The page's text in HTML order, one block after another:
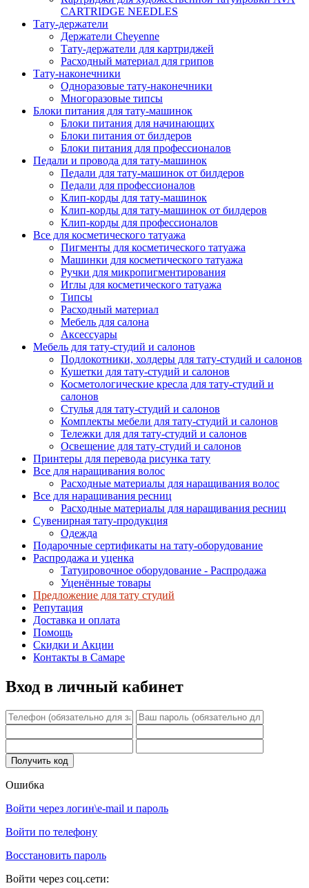
CARTRIDGE NEEDLES
Тату-держатели
Держатели Cheyenne
Тату-держатели для картриджей
Расходный материал для грипов
Тату-наконечники
Одноразовые тату-наконечники
Многоразовые типсы
Блоки питания для тату-машинок
Блоки питания для начинающих
Блоки питания от билдеров
Блоки питания для профессионалов
Педали и провода для тату-машинок
Педали для тату-машинок от билдеров
Педали для профессионалов
Клип-корды для тату-машинок
Клип-корды для тату-машинок от билдеров
Клип-корды для профессионалов
Все для косметического татуажа
Пигменты для косметического татуажа
Машинки для косметического татуажа
Ручки для микропигментирования
Иглы для косметического татуажа
Типсы
Расходный материал
Мебель для салона
Аксессуары
Мебель для тату-студий и салонов
Подлокотники, холдеры для тату-студий и салонов
Кушетки для тату-студий и салонов
Косметологические кресла для тату-студий и
салонов
Стулья для тату-студий и салонов
Комплекты мебели для тату-студий и салонов
Тележки для для тату-студий и салонов
Освещение для тату-студий и салонов
Принтеры для перевода рисунка тату
Все для наращивания волос
Расходные материалы для наращивания волос
Все для наращивания ресниц
Расходные материалы для наращивания ресниц
Сувенирная тату-продукция
Одежда
Подарочные сертификаты на тату-оборудование
Распродажа и уценка
Татуировочное оборудование - Распродажа
Уценённые товары
Предложение для тату студий
Репутация
Доставка и оплата
Помощь
Скидки и Акции
Контакты в Самаре
Вход в личный кабинет
Ошибка
Войти через логин\e-mail и пароль
Войти по телефону
Восстановить пароль
Войти через соц.сети: